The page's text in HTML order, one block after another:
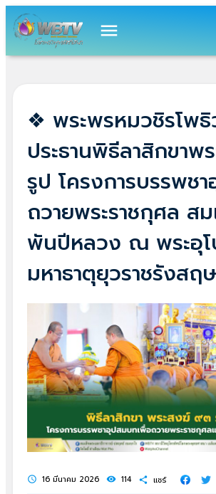
menu
❖ พระพรหมวชิรโพ
ประธานพิธีลาสิกขาพ
รูป โครงการบรรพช
ถวายพระราชกุศล ส
พันปีหลวง ณ พระอุ
มหาธาตุยุวราชรังสฤ
schedule 16 มีนาคม 2026 visibility 114 share แชร์